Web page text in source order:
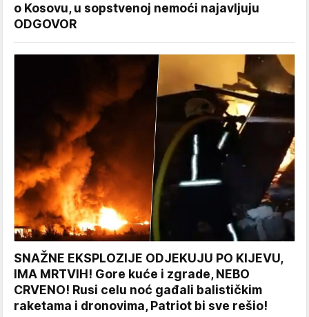
o Kosovu, u sopstvenoj nemoći najavljuju
ODGOVOR
SNAŽNE EKSPLOZIJE ODJEKUJU PO KIJEVU,
IMA MRTVIH! Gore kuće i zgrade, NEBO
CRVENO! Rusi celu noć gađali balističkim
raketama i dronovima, Patriot bi sve rešio!